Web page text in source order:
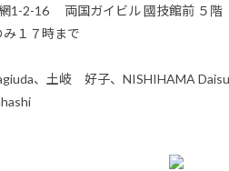
1-2-16 両国ガイビル 國技館前 ５階
１７時まで
、土岐 好子、NISHIHAMA